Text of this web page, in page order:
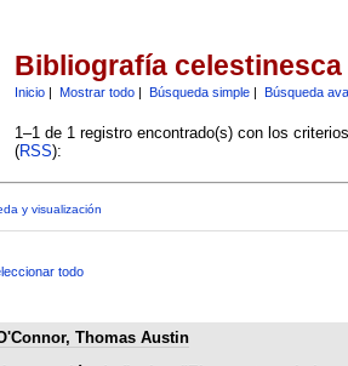
Bibliografía celestinesca
Inicio| Mostrar todo| Búsqueda simple| Búsqueda
1–1 de 1 registro encontrado(s) con los
(RSS):
y visualización
todo
Thomas Austin